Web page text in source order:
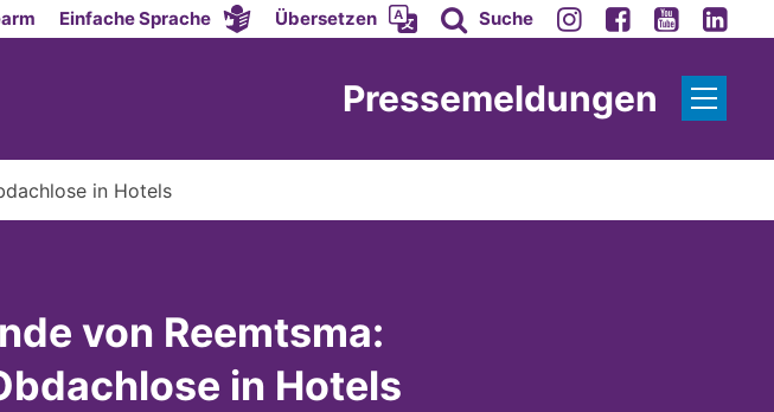
Einfache Sprache Übersetzen Suche
Pressemeldungen
in Hotels
von Reemtsma:
in Hotels